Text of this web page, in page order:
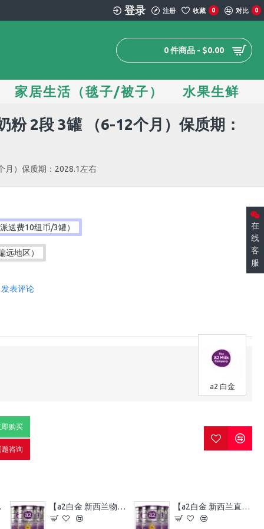
登录 注册 收藏 0 对比 0
0 件商品 - $0.00
家居生活（毯子/被子） 水果生鲜
月）保质期：2028.1左右
2段 3罐 （6-12个月）保质期：
a2 白金
发表评论
送费10纽币/3罐）
地区）
即购买
题咨询
左右 【a2白金 新西兰物流】【时安达物流】【3罐】a2白金 婴幼儿高端配方牛奶粉 4段 3罐 （4岁以上） 保质期：2027.12左右 【a2白金 新西兰直邮】【时安达物流】【3罐】a2白金 婴幼儿高端配方牛奶粉 1段 3罐 （0-6个月）保质期2027.12左右
在
线
客
服